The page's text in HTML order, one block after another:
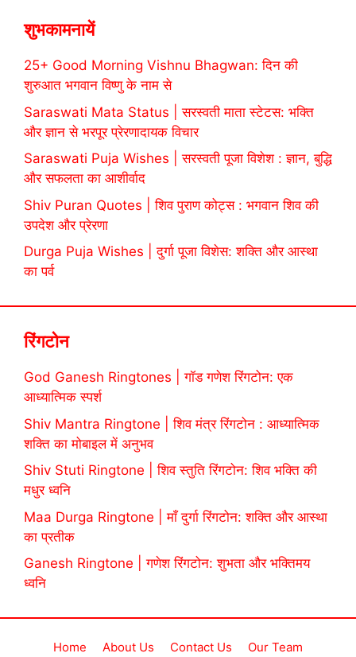
शुभकामनायें
25+ Good Morning Vishnu Bhagwan: दिन की
शुरुआत भगवान विष्णु के नाम से
Saraswati Mata Status | सरस्वती माता स्टेटस: भक्ति
और ज्ञान से भरपूर प्रेरणादायक विचार
Saraswati Puja Wishes | सरस्वती पूजा विशेश : ज्ञान, बुद्धि
और सफलता का आशीर्वाद
Shiv Puran Quotes | शिव पुराण कोट्स : भगवान शिव की
उपदेश और प्रेरणा
Durga Puja Wishes | दुर्गा पूजा विशेस: शक्ति और आस्था
का पर्व
रिंगटोन
God Ganesh Ringtones | गॉड गणेश रिंगटोन: एक
आध्यात्मिक स्पर्श
Shiv Mantra Ringtone | शिव मंत्र रिंगटोन : आध्यात्मिक
शक्ति का मोबाइल में अनुभव
Shiv Stuti Ringtone | शिव स्तुति रिंगटोन: शिव भक्ति की
मधुर ध्वनि
Maa Durga Ringtone | माँ दुर्गा रिंगटोन: शक्ति और आस्था
का प्रतीक
Ganesh Ringtone | गणेश रिंगटोन: शुभता और भक्तिमय
ध्वनि
Home About Us Contact Us Our Team